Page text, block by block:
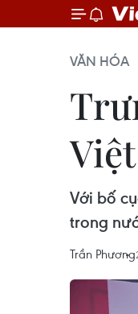
VĂN HÓA
Với bố
trong
Trần Phương